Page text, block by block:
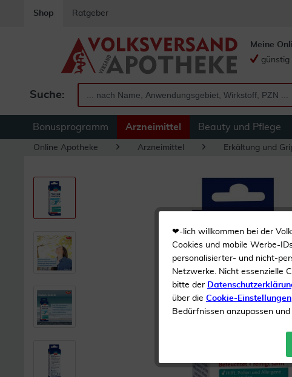
Shop Ratgeber
Suche:
Meine
günstig
Bonusprogramm Arzneimittel Beauty und Pflege
Online Apotheke Arzneimittel Erkältung und
❤-lich willkommen bei der
Cookies und mobile Werbe-
personalisierter- und nicht-
Netzwerke. Nicht essenzielle
bitte der
über die Cookie-Einstellungen
Bedürfnissen anzupassen